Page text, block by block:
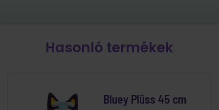
Hasonló termékek
Bluey Plüss 45 cm